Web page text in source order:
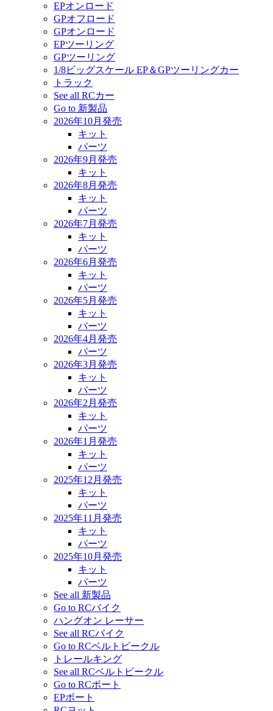
EPオンロード
GPオフロード
GPオンロード
EPツーリング
GPツーリング
1/8ビッグスケール EP＆GPツーリングカー
トラック
See all RCカー
Go to 新製品
2026年10月発売
キット
パーツ
2026年9月発売
キット
2026年8月発売
キット
パーツ
2026年7月発売
キット
パーツ
2026年6月発売
キット
パーツ
2026年5月発売
キット
パーツ
2026年4月発売
パーツ
2026年3月発売
キット
パーツ
2026年2月発売
キット
パーツ
2026年1月発売
キット
パーツ
2025年12月発売
キット
パーツ
2025年11月発売
キット
パーツ
2025年10月発売
キット
パーツ
See all 新製品
Go to RCバイク
ハングオン レーサー
See all RCバイク
Go to RCベルトビークル
トレールキング
See all RCベルトビークル
Go to RCボート
EPボート